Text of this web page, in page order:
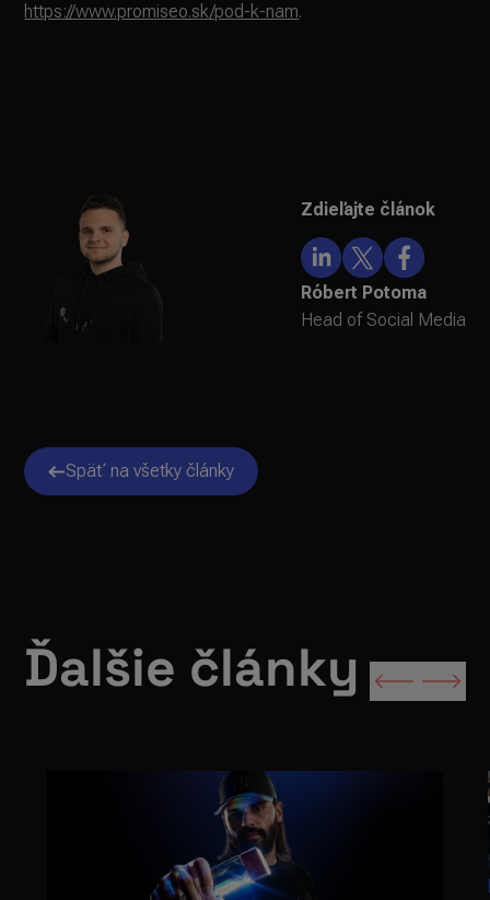
https://www.promiseo.sk/pod-k-nam.
Zdieľajte článok
Róbert Potoma
Head of Social Media
Späť na všetky články
Ďalšie články